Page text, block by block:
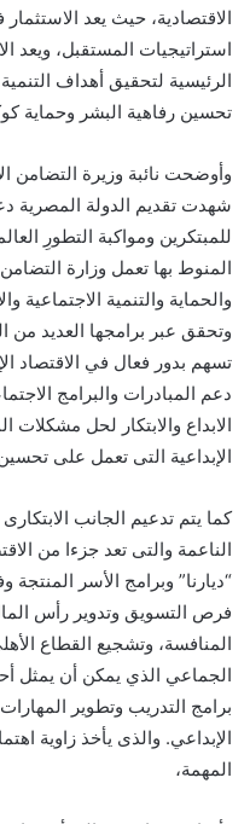
الاقتصادية، حيث يعد
استراتيجيات المستقبل، ويعد
تحسين رفاهية البشر وحماية
وأوضحت نائبة وزيرة التضامن
شهدت تقديم الدولة المصرية
للمبتكرين ومواكبة التطورِ
المنوط بها تعمل وزارة
والحماية والتنمية الاجتماعية
وتحقق عبر برامجها العديد من
تسهم بدور فعال في الاقتصاد
دعم المبادرات والبرامج
الابداع والابتكار لحل
الإبداعية التى تعمل على
كما يتم تدعيم الجانب
الناعمة والتى تعد جزءا من
“ديارنا” وبرامج الأسر المنتجة
فرص التسويق وتدوير رأس
المنافسة، وتشجيع القطاع
الجماعي الذي يمكن أن يمثل
برامج التدريب وتطوير
الإبداعي. والذى يأخذ زاوية
المهمة،